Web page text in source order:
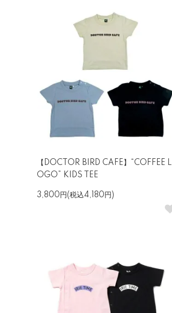
【DOCTOR BIRD CAFE】“COFFEE L
OGO” KIDS TEE
3,800円(税込4,180円)